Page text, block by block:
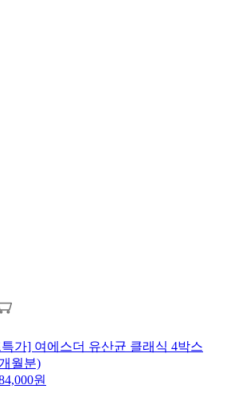
가] 여에스더 유산균 클래식 4박스
월분)
원